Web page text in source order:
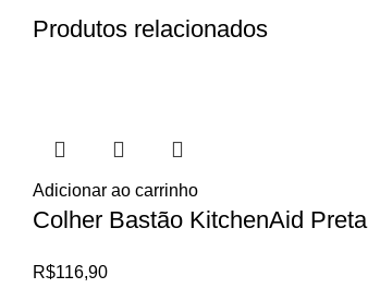
Produtos relacionados
Adicionar ao carrinho
Colher Bastão KitchenAid Preta
R$116,90